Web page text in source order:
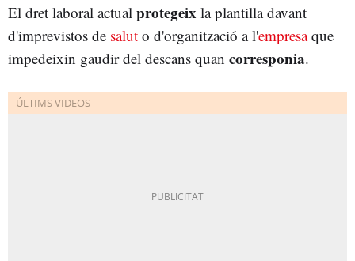
El dret laboral actual protegeix la plantilla davant
d'imprevistos de salut o d'organització a l'empresaque
impedeixin gaudir del descans quan corresponia.